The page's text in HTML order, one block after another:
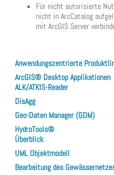
Für nicht autorisierte
nicht in ArcCatalog
mit ArcGIS Server
Anwendungszentrierte
ArcGIS® Desktop Applikationen
ALK/ATKIS-Reader
DisAgg
Geo-Daten Manager (GDM)
HydroTools®
Überblick
UML Objektmodell
Bearbeitung des